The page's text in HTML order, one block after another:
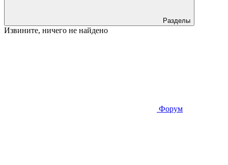
Разделы
Извините, ничего не найдено
Форум